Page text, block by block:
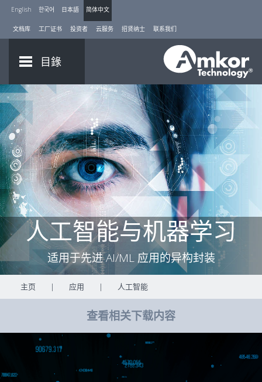
English 한국어 日本語 简体中文
文档库 工厂证书 投资者 云服务 招贤纳士 联系我们
目錄
人工智能与机器学习
适用于先进 AI/ML 应用的异构封装
主页 | 应用 | 人工智能
查看相关下载内容